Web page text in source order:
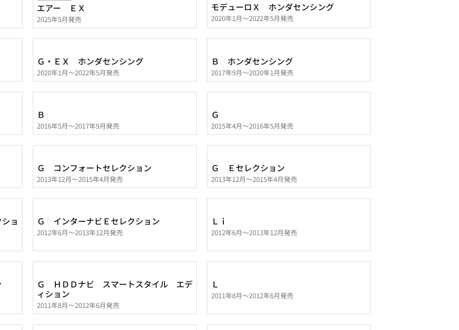
エアー ＥＸ
2025年5月発売
モデューロＸ ホンダセンシング
2020年1月～2022年5月発売
Ｇ・ＥＸ ホンダセンシング
2020年1月～2022年5月発売
Ｂ ホンダセンシング
2017年9月～2020年1月発売
Ｂ
2016年5月～2017年9月発売
Ｇ
2015年4月～2016年5月発売
Ｇ コンフォートセレクション
2013年12月～2015年4月発売
Ｇ Ｅセレクション
2013年12月～2015年4月発売
ョ Ｇ インターナビＥセレクション
2012年6月～2013年12月発売
Ｌｉ
2012年6月～2013年12月発売
Ｇ ＨＤＤナビ スマートスタイル エデ
ィション
2011年8月～2012年6月発売
Ｌ
2011年8月～2012年6月発売